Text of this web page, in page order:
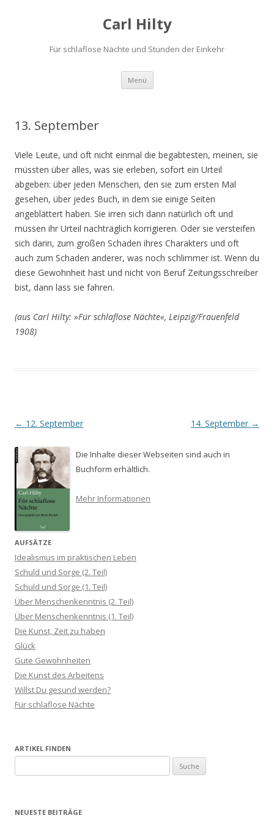
Carl Hilty
Für schlaflose Nächte und Stunden der Einkehr
Menü Springe
Inhalt
13. September
Viele Leute, und oft nicht einmal die begabtesten, meinen, sie
müssten über alles, was sie erleben, sofort ein Urteil
abgeben: über jeden Menschen, den sie zum ersten Mal
gesehen, über jedes Buch, in dem sie einige Seiten
angeblättert haben. Sie irren sich dann natürlich oft und
müssen ihr Urteil nachträglich korrigieren. Oder sie versteifen
sich darin, zum großen Schaden ihres Charakters und oft
auch zum Schaden anderer, was noch schlimmer ist. Wenn du
diese Gewohnheit hast und nicht von Beruf Zeitungsschreiber
bist, dann lass sie fahren.
(aus Carl Hilty: »Für schlaflose Nächte«, Leipzig/Frauenfeld
1908)
Beitrags-
← 12. September 14. September →
Die Inhalte dieser Webseiten sind auch in
Buchform erhältlich.
Mehr Informationen
AUFSÄTZE
Idealismus im praktischen Leben
Schuld und Sorge (2. Teil)
Schuld und Sorge (1. Teil)
Über Menschenkenntnis (2. Teil)
Über Menschenkenntnis (1. Teil)
Die Kunst, Zeit zu haben
Glück
Gute Gewohnheiten
Die Kunst des Arbeitens
Willst Du gesund werden?
Für schlaflose Nächte
ARTIKEL FINDEN
u
h
NEUESTE BEITRÄGE